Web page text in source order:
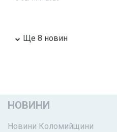
Ще 8 новин
НОВИНИ
Новини Коломийщини